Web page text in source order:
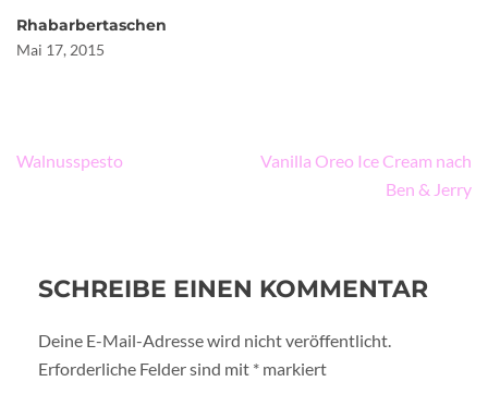
Rhabarbertaschen
Mai 17, 2015
Beitragsnavigation
Walnusspesto
Vanilla Oreo Ice Cream nach
Ben & Jerry
SCHREIBE EINEN KOMMENTAR
Deine E-Mail-Adresse wird nicht veröffentlicht.
Erforderliche Felder sind mit * markiert